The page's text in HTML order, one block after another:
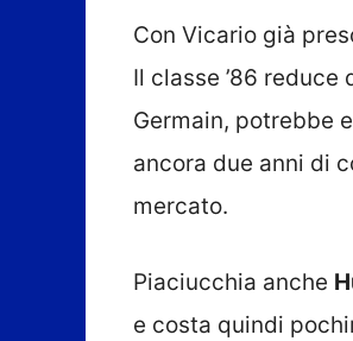
Con Vicario già
Il classe ’86
Germain, potrebbe
ancora due anni di
mercato.
Piaciucchia anche
e costa quindi